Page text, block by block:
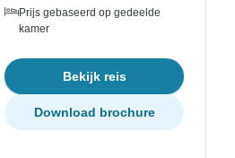
Prijs gebaseerd op gedeelde
kamer
Bekijk reis
Download brochure